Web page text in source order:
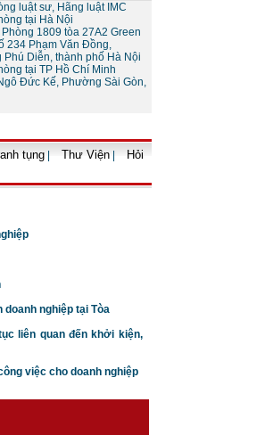
vụ tư vấn ly hôn
doanh nghiệp trọn gói
của doanh nghiệp
luật sư, Hãng luật IMC
tại Hà Nội
1809 tòa 27A2 Green
234 Phạm Văn Đồng,
Diễn, thành phố Hà Nội
tại TP Hồ Chí Minh
Đức Kế, Phường Sài Gòn,
tụng Thư Viện
Hỏi
doanh nghiệp tại Tòa
liên quan đến khởi kiện,
việc cho doanh nghiệp